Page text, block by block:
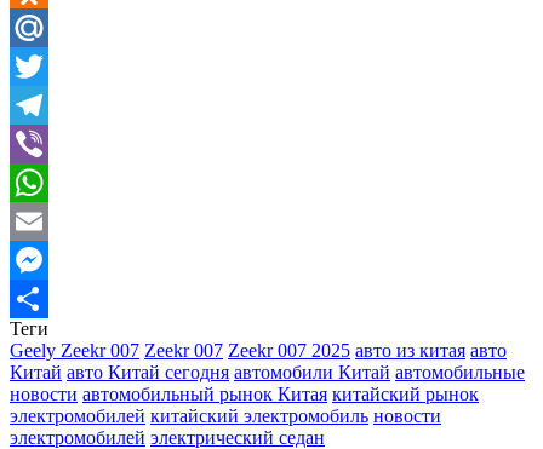
Odnoklassniki
Mail.Ru
Twitter
Telegram
Viber
WhatsApp
Email
Messenger
Отправить
Теги
Geely Zeekr 007 Zeekr 007 Zeekr 007 2025 авто из китая авто
Китай авто Китай сегодня автомобили Китай автомобильные
новости автомобильный рынок Китая китайский рынок
электромобилей китайский электромобиль новости
электромобилей электрический седан